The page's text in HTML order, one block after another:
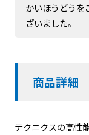
かいほうどうを
ざいました。
商品詳細
テクニクスの高性